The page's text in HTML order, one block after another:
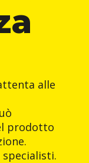
alle
prodotto